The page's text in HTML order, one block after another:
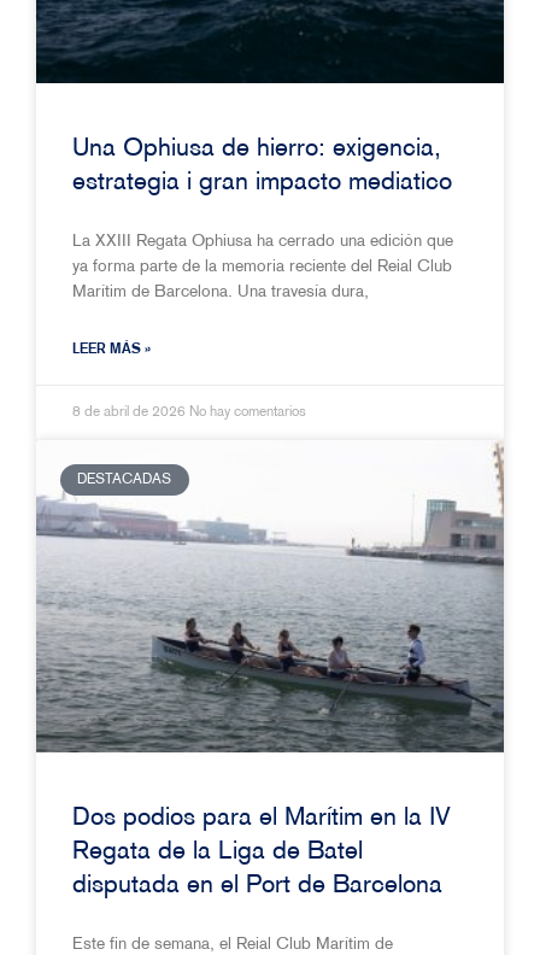
Una Ophiusa de hierro: exigencia,
estrategia i gran impacto mediatico
La XXIII Regata Ophiusa ha cerrado una edición que
ya forma parte de la memoria reciente del Reial Club
Marítim de Barcelona. Una travesía dura,
LEER MÁS »
8 de abril de 2026 No hay comentarios
DESTACADAS
Dos podios para el Marítim en la IV
Regata de la Liga de Batel
disputada en el Port de Barcelona
Este fin de semana, el Reial Club Marítim de